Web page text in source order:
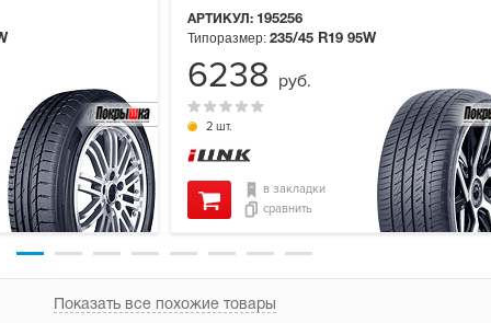
АРТИКУЛ: 195256
2 шт.
Типоразмер: 235/45 R19 95W
в закладки
сравнить
6238 руб.
Показать все похожие товары